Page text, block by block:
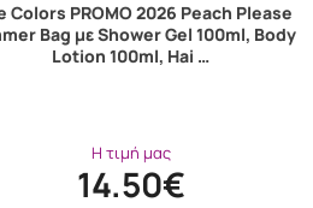
Colors PROMO 2026 Peach Please
Bag με Shower Gel 100ml, Body
Lotion 100ml, Hai …
Η τιμή μας
14.50€